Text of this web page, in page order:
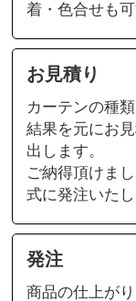
着・色合せも可
お見積り
カーテンの種
結果を元にお
出します。
ご納得頂けま
式に発注いたし
発注
商品の仕上が